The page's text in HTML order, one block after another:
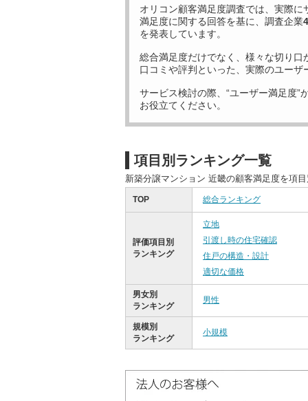
オリコン顧客満足度調査では、実際に
満足度に関する回答を基に、調査企業
を発表しています。
総合満足度だけでなく、様々な切り口
口コミや評判といった、実際のユーザ
サービス検討の際、“ユーザー満足度”
お役立てください。
項目別ランキング一覧
新築分譲マンション 近畿の顧客満足度を項
TOP 総合ランキング
評価項目別
ランキング
立地
引渡し時の住宅確認
住戸の構造・設計
適切な価格
男女別
ランキング
男性
規模別
ランキング
小規模